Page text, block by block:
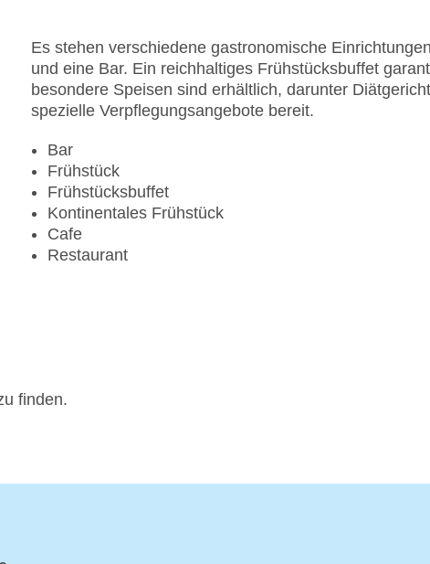
Es stehen verschiedene gastronomische
und eine Bar. Ein reichhaltiges Frühstücksbuffet
besondere Speisen sind erhältlich, darunter
spezielle Verpflegungsangebote bereit.
Bar
Frühstück
Frühstücksbuffet
Kontinentales Frühstück
Cafe
Restaurant
finden.